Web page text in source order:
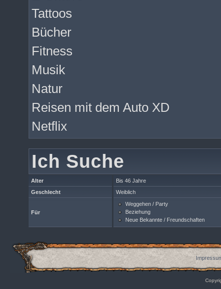
Tattoos
Bücher
Fitness
Musik
Natur
Reisen mit dem Auto XD
Netflix
Ich Suche
Alter
Bis 46 Jahre
Geschlecht
Weiblich
Für
Weggehen / Party
Beziehung
Neue Bekannte / Freundschaften